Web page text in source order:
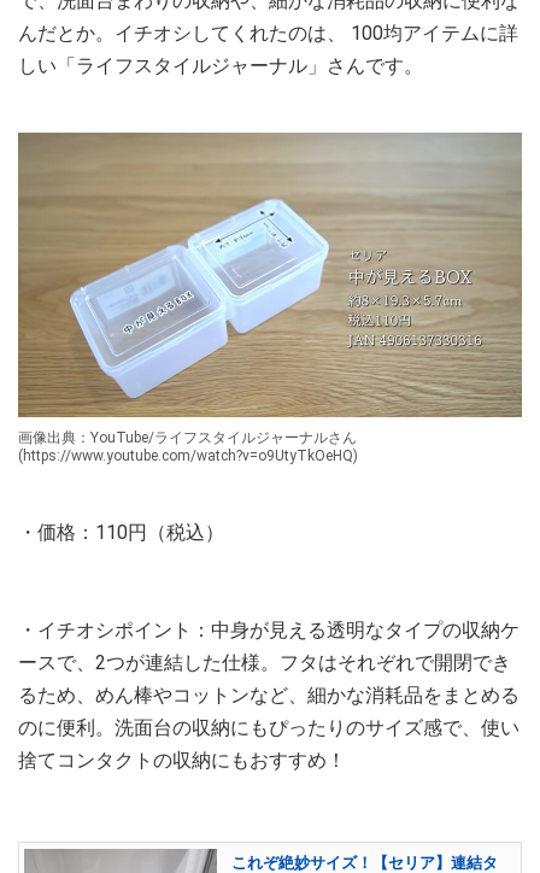
んだとか。イチオシしてくれたのは、 100均アイテムに詳
しい「ライフスタイルジャーナル」さんです。
画像出典：YouTube/ライフスタイルジャーナルさん
(https://www.youtube.com/watch?v=o9UtyTkOeHQ)
・価格：110円（税込）
・イチオシポイント：中身が見える透明なタイプの収納ケ
ースで、2つが連結した仕様。フタはそれぞれで開閉でき
るため、めん棒やコットンなど、細かな消耗品をまとめる
のに便利。洗面台の収納にもぴったりのサイズ感で、使い
捨てコンタクトの収納にもおすすめ！
これぞ絶妙サイズ！【セリア】連結タ